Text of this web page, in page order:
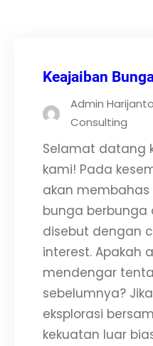
Keajaiban
Admin
Consulting
Selamat datang
kami! Pada
akan
bunga berbunga
disebut dengan
interest. Apakah
mendengar
sebelumnya?
eksplorasi
kekuatan luar